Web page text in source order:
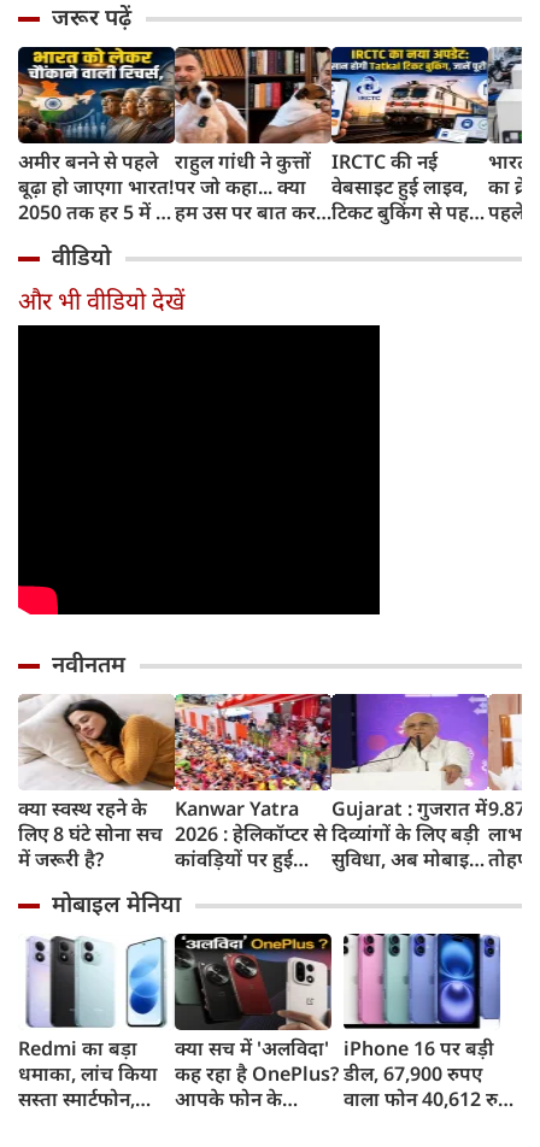
जरूर पढ़ें
अमीर बनने से पहले
बूढ़ा हो जाएगा भारत!
2050 तक हर 5 में 1
साल से ज्यादा उम्र का
राहुल गांधी ने कुत्तों
पर जो कहा... क्या
हम उस पर बात कर
IRCTC की नई
वेबसाइट हुई लाइव,
टिकट बुकिंग से पहले
काम, जानें पूरा
भारत
का
पहले
और
वीडियो
और भी वीडियो देखें
नवीनतम
क्या स्वस्थ रहने के
लिए 8 घंटे सोना सच
में जरूरी है?
Kanwar Yatra
2026 : हेलिकॉप्टर से
कांवड़ियों पर हुई
बोले- शिवभक्त बोले
योगीजी ने फूल नहीं
सम्मान बरसाया
Gujarat : गुजरात में
दिव्यांगों के लिए बड़ी
सुविधा, अब मोबाइल
और करें फ्री सफर,
केंद्र सरकार ने दिया
अवॉर्ड
9.87
भेजे
मोबाइल मेनिया
Redmi का बड़ा
धमाका, लांच किया
सस्ता स्मार्टफोन,
क्या सच में 'अलविदा'
कह रहा है OnePlus?
आपके फोन के
iPhone 16 पर बड़ी
डील, 67,900 रुपए
वाला फोन 40,612 रुपए